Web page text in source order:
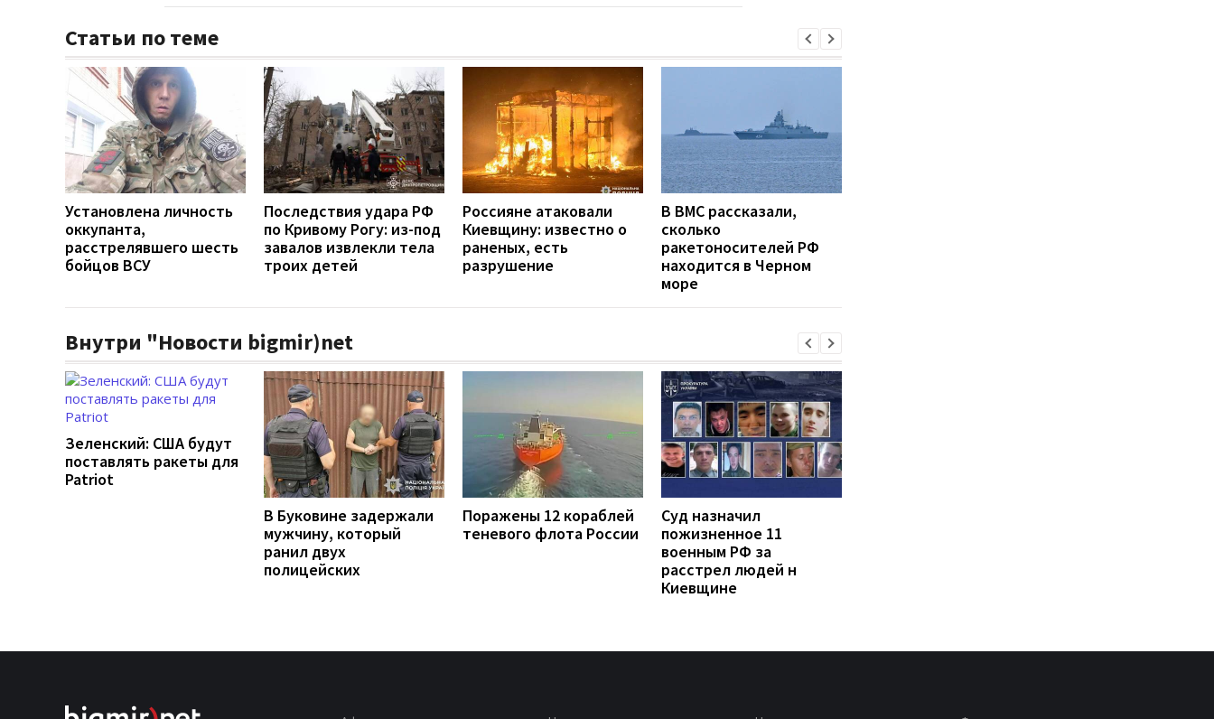
Статьи по теме
Установлена личность
оккупанта,
расстрелявшего шесть
бойцов ВСУ
Последствия удара РФ
по Кривому Рогу: из-под
завалов извлекли тела
троих детей
Россияне атаковали
Киевщину: известно о
раненых, есть
разрушение
В ВМС рассказали,
сколько
ракетоносителей РФ
находится в Черном
море
Внутри "Новости bigmir)net
Зеленский: США будут
поставлять ракеты для
Patriot
В Буковине задержали
мужчину, который
ранил двух
полицейских
Поражены 12 кораблей
теневого флота России
Суд назначил
пожизненное 11
военным РФ за
расстрел людей н
Киевщине